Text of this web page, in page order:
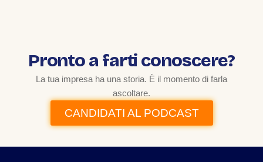
Pronto a farti conoscere?
La tua impresa ha una storia. È il momento di farla
ascoltare.
CANDIDATI AL PODCAST